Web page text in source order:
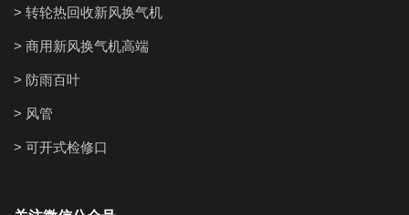
> 转轮热回收新风换气机
> 商用新风换气机高端
> 防雨百叶
> 风管
> 可开式检修口